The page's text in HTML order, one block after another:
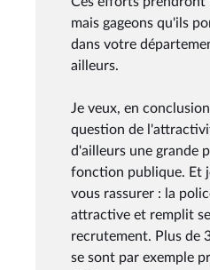
mais gageons qu'ils
dans votre
ailleurs.
Je veux, en
question de
d'ailleurs une grande
fonction publique. Et
vous rassurer : la
attractive et remplit
recrutement. Plus de
se sont par exemple